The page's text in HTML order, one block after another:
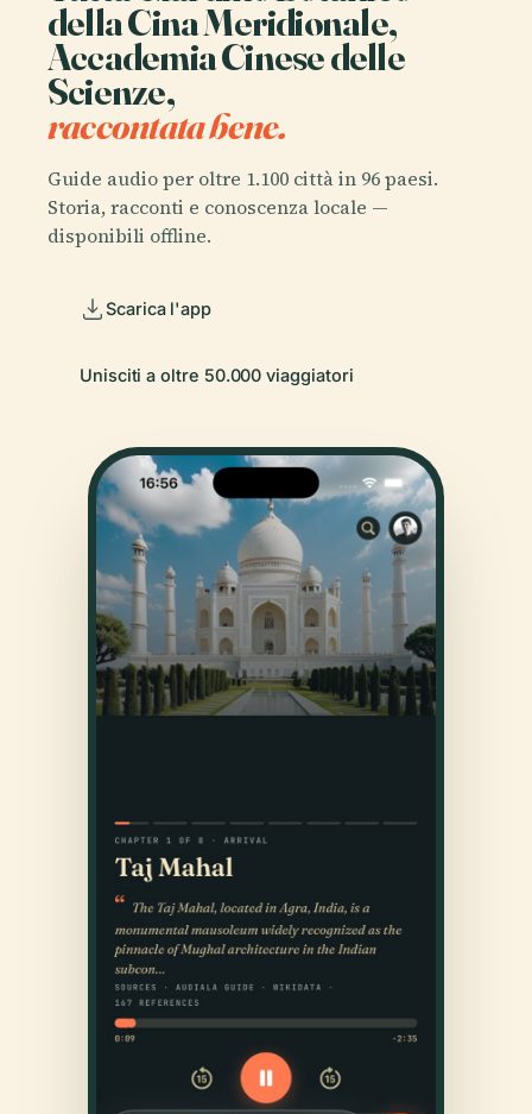
della Cina Meridionale,
Accademia Cinese delle
Scienze,
raccontata bene.
Guide audio per oltre 1.100 città in 96 paesi.
Storia, racconti e conoscenza locale —
disponibili offline.
Scarica l'app
Unisciti a oltre 50.000 viaggiatori